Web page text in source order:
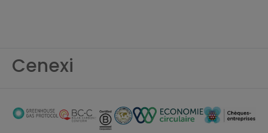
Cenexi